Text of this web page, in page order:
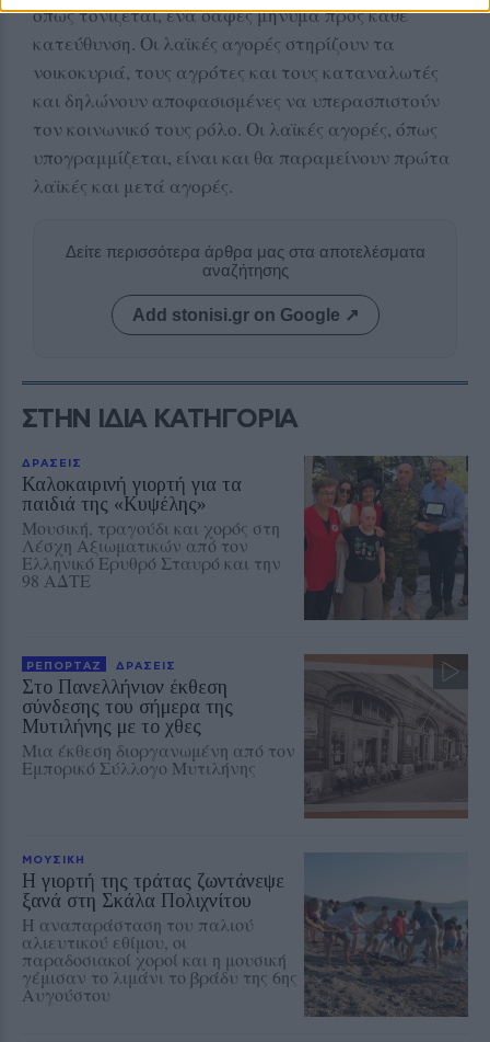
όπως τονίζεται, ένα σαφές μήνυμα προς κάθε
κατεύθυνση. Οι λαϊκές αγορές στηρίζουν τα
νοικοκυριά, τους αγρότες και τους καταναλωτές
και δηλώνουν αποφασισμένες να υπερασπιστούν
τον κοινωνικό τους ρόλο. Οι λαϊκές αγορές, όπως
υπογραμμίζεται, είναι και θα παραμείνουν πρώτα
λαϊκές και μετά αγορές.
Δείτε περισσότερα άρθρα μας στα αποτελέσματα
αναζήτησης
Add stonisi.gr on Google ↗
ΣΤΗΝ ΙΔΙΑ ΚΑΤΗΓΟΡΙΑ
ΔΡΑΣΕΙΣ
Καλοκαιρινή γιορτή για τα
παιδιά της «Κυψέλης»
Μουσική, τραγούδι και χορός στη
Λέσχη Αξιωματικών από τον
Ελληνικό Ερυθρό Σταυρό και την
98 ΑΔΤΕ
ΡΕΠΟΡΤΑΖ ΔΡΑΣΕΙΣ
Στο Πανελλήνιον έκθεση
σύνδεσης του σήμερα της
Μυτιλήνης με το χθες
Μια έκθεση διοργανωμένη από τον
Εμπορικό Σύλλογο Μυτιλήνης
ΜΟΥΣΙΚΗ
Η γιορτή της τράτας ζωντάνεψε
ξανά στη Σκάλα Πολιχνίτου
Η αναπαράσταση του παλιού
αλιευτικού εθίμου, οι
παραδοσιακοί χοροί και η μουσική
γέμισαν το λιμάνι το βράδυ της 6ης
Αυγούστου